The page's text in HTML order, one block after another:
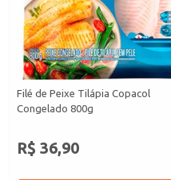
Filé de Peixe Tilápia Copacol
Congelado 800g
R$ 36,90